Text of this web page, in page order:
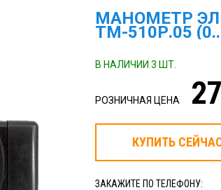
МАНОМЕТР
ТМ-510Р.05
В НАЛИЧИИ 3 ШТ.
РОЗНИЧНАЯ ЦЕНА
КУПИТЬ
ЗАКАЖИТЕ ПО ТЕЛЕФОНУ: